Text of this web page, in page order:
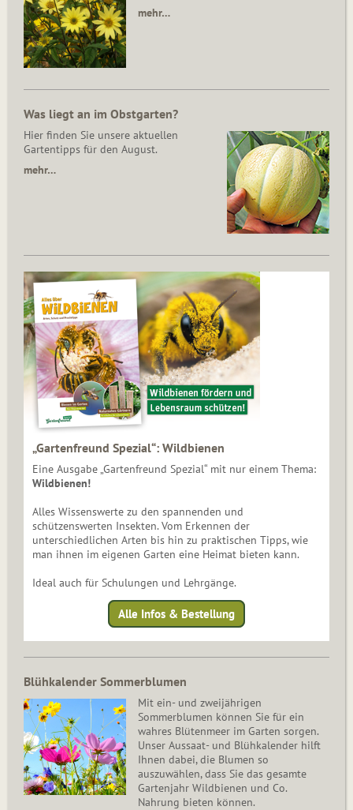
mehr…
Was liegt an im Obstgarten?
Hier finden Sie unsere aktuellen
Gartentipps für den August.
mehr…
„Gartenfreund Spezial“: Wildbienen
Eine Ausgabe „Gartenfreund Spezial“ mit nur einem Thema:
Wildbienen!
Alles Wissenswerte zu den spannenden und
schützenswerten Insekten. Vom Erkennen der
unterschiedlichen Arten bis hin zu praktischen Tipps, wie
man ihnen im eigenen Garten eine Heimat bieten kann.
Ideal auch für Schulungen und Lehrgänge.
Alle Infos & Bestellung
Blühkalender Sommerblumen
Mit ein- und zweijährigen
Sommerblumen können Sie für ein
wahres Blütenmeer im Garten sorgen.
Unser Aussaat- und Blühkalender hilft
Ihnen dabei, die Blumen so
auszuwählen, dass Sie das gesamte
Gartenjahr Wildbienen und Co.
Nahrung bieten können.